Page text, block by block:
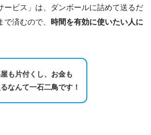
ービス」は、ダンボールに詰めて送るだ
済むので、
時間を有効に使いたい人に
も片付くし、お金も
るなんて一石二鳥です！